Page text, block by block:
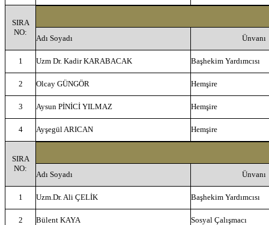
SIRA
NO:
Adı Soyadı Ünvanı
1 Uzm Dr. Kadir KARABACAK Başhekim Yardımcısı
2 Olcay GÜNGÖR Hemşire
3 Aysun PİNİCİ YILMAZ Hemşire
4 Ayşegül ARICAN Hemşire
SIRA
NO:
Adı Soyadı Ünvanı
1 Uzm.Dr. Ali ÇELİK Başhekim Yardımcısı
2 Bülent KAYA Sosyal Çalışmacı